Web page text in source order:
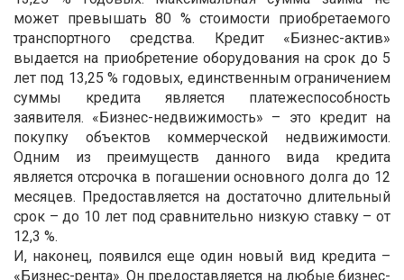
может превышать 80 % стоимости приобретаемого
транспортного средства. Кредит «Бизнес-актив»
выдается на приобретение оборудования на срок до 5
лет под 13,25 % годовых, единственным ограничением
суммы кредита является платежеспособность
заявителя. «Бизнес-недвижимость» – это кредит на
покупку объектов коммерческой недвижимости.
Одним из преимуществ данного вида кредита
является отсрочка в погашении основного долга до 12
месяцев. Предоставляется на достаточно длительный
срок – до 10 лет под сравнительно низкую ставку – от
12,3 %.
И, наконец, появился еще один новый вид кредита –
«Бизнес-рента». Он предоставляется на любые бизнес-